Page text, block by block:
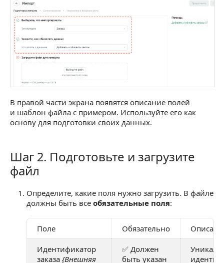
В правой части экрана появятся описание полей
и шаблон файла с примером. Используйте его как
основу для подготовки своих данных.
Шаг 2. Подготовьте и загрузите файл
Шаг 2. Подготовьте и загрузите
файл
Определите, какие поля нужно загрузить. В файле
должны быть все обязательные поля:
Поле Обязательно
Идентификатор
заказа {Внешняя
✅ Должен
быть указан